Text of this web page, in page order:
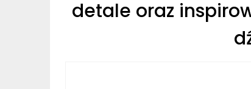
detale oraz